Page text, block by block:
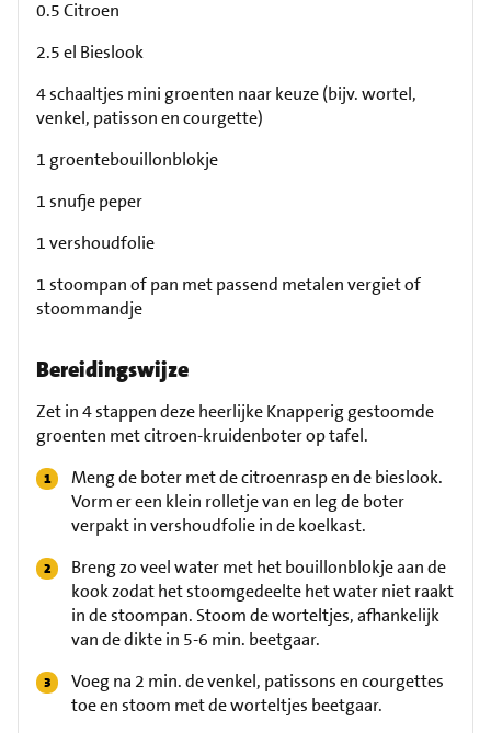
0.5 Citroen
2.5 el Bieslook
4 schaaltjes mini groenten naar keuze (bijv. wortel,
venkel, patisson en courgette)
1 groentebouillonblokje
1 snufje peper
1 vershoudfolie
1 stoompan of pan met passend metalen vergiet of
stoommandje
Bereidingswijze
Zet in 4 stappen deze heerlijke Knapperig gestoomde
groenten met citroen-kruidenboter op tafel.
Meng de boter met de citroenrasp en de bieslook.
Vorm er een klein rolletje van en leg de boter
verpakt in vershoudfolie in de koelkast.
Breng zo veel water met het bouillonblokje aan de
kook zodat het stoomgedeelte het water niet raakt
in de stoompan. Stoom de worteltjes, afhankelijk
van de dikte in 5-6 min. beetgaar.
Voeg na 2 min. de venkel, patissons en courgettes
toe en stoom met de worteltjes beetgaar.